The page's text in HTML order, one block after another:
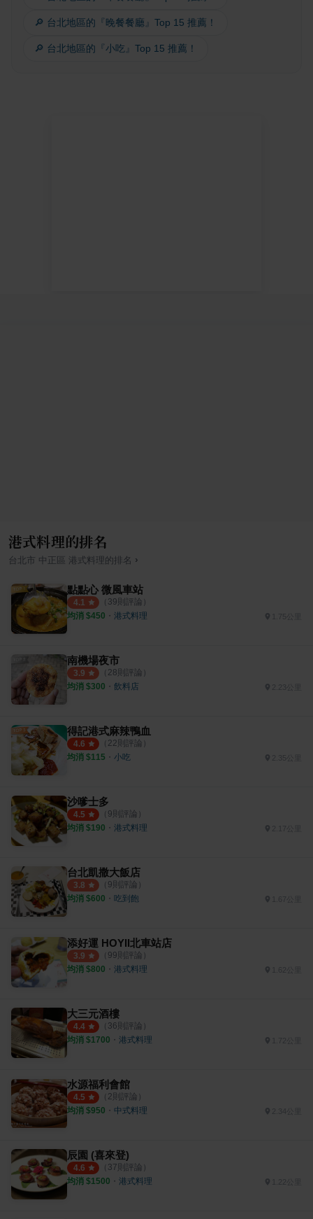
🔎 台北地區的『晚餐餐廳』Top 15 推薦！
🔎 台北地區的『小吃』Top 15 推薦！
港式料理的排名
台北市 中正區 港式料理的排名 ›
點點心 微風車站
4.1 （ 39則評論）
均消 $450 ・ 港式料理 1.75公里
南機場夜市
3.9 （ 28則評論）
均消 $300 ・ 飲料店
得記港式麻辣鴨血
4.6 （ 22則評論）
均消 $115 ・ 小吃 2.35公里
沙嗲士多
4.5 （ 9則評論）
均消 $190 ・ 港式料理
台北凱撒大飯店
3.8 （ 9則評論）
均消 $600 ・ 吃到飽
添好運 HOYII北車站店
3.9 （ 99則評論）
均消 $800 ・ 港式料理
大三元酒樓
4.4 （ 36則評論）
均消 $1700 ・ 港式料理
水源福利會館
4.5 （ 2則評論）
均消 $950 ・ 中式料理 2.34公里
辰園 (喜來登)
4.6 （ 37則評論）
均消 $1500 ・ 港式料理